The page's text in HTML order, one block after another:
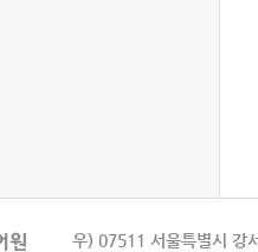
우) 07511 서울특별시 강